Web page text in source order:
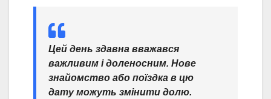
Цей день здавна вважався
важливим і доленосним. Нове
знайомство або поїздка в цю
дату можуть змінити долю.